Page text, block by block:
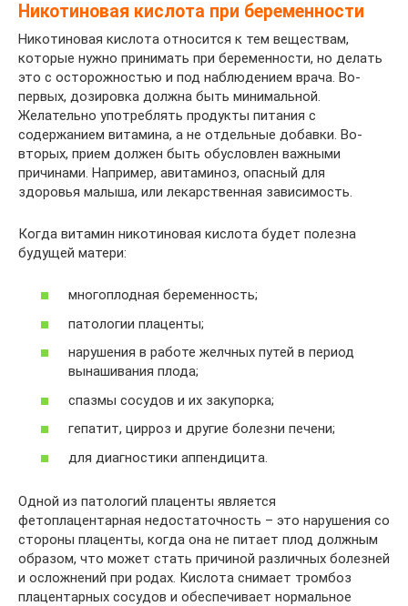
Никотиновая кислота при беременности
Никотиновая кислота относится к тем веществам,
которые нужно принимать при беременности, но делать
это с осторожностью и под наблюдением врача. Во-
первых, дозировка должна быть минимальной.
Желательно употреблять продукты питания с
содержанием витамина, а не отдельные добавки. Во-
вторых, прием должен быть обусловлен важными
причинами. Например, авитаминоз, опасный для
здоровья малыша, или лекарственная зависимость.
Когда витамин никотиновая кислота будет полезна
будущей матери:
многоплодная беременность;
патологии плаценты;
нарушения в работе желчных путей в период
вынашивания плода;
спазмы сосудов и их закупорка;
гепатит, цирроз и другие болезни печени;
для диагностики аппендицита.
Одной из патологий плаценты является
фетоплацентарная недостаточность – это нарушения со
стороны плаценты, когда она не питает плод должным
образом, что может стать причиной различных болезней
и осложнений при родах. Кислота снимает тромбоз
плацентарных сосудов и обеспечивает нормальное